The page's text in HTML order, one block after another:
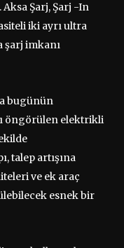
Şarj, Şarj -In
iki ayrı ultra
şarj imkanı
bugünün
öngörülen elektrikli
talep artışına
ve ek araç
esnek bir